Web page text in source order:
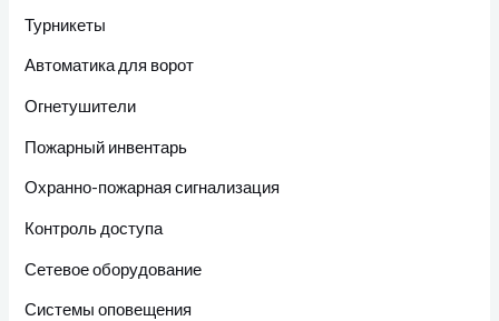
Турникеты
Автоматика для ворот
Огнетушители
Пожарный инвентарь
Охранно-пожарная сигнализация
Контроль доступа
Сетевое оборудование
Системы оповещения